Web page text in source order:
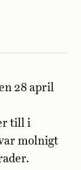
28 april
till i
molnigt